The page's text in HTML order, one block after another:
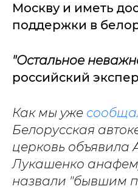
Москву и иметь
поддержки в
"Остальное
российский
Как мы уже
Белорусская
церковь объявила
Лукашенко
назвали "бывшим